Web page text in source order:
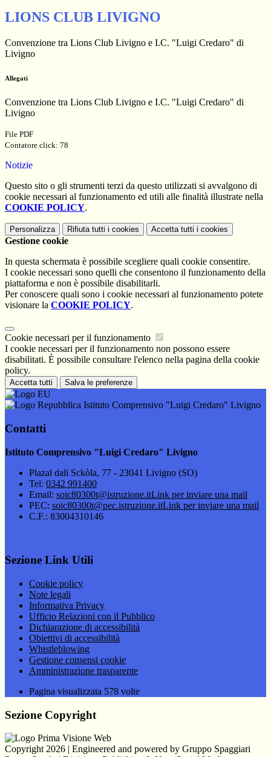
LIONS CLUB LIVIGNO
Convenzione tra Lions Club Livigno e I.C. "Luigi Credaro" di
Livigno
Allegati
Convenzione tra Lions Club Livigno e I.C. "Luigi Credaro" di
Livigno
File PDF
Contatore click: 78
Notizie
Questo sito o gli strumenti terzi da questo utilizzati si avvalgono di
cookie necessari al funzionamento ed utili alle finalità illustrate nella
COOKIE POLICY.
Personalizza Rifiuta tutti i cookies Accetta tutti i cookies
Gestione cookie
In questa schermata è possibile scegliere quali cookie consentire.
I cookie necessari sono quelli che consentono il funzionamento della
piattaforma e non è possibile disabilitarli.
Per conoscere quali sono i cookie necessari al funzionamento potete
visionare la COOKIE POLICY.
Cookie necessari per il funzionamento
I cookie necessari per il funzionamento non possono essere
disabilitati. È possibile consultare l'elenco nella pagina della cookie
policy.
Accetta tutti Salva le preferenze
Istituto Comprensivo "Luigi Credaro" Livigno
Contatti
Istituto Comprensivo "Luigi Credaro" Livigno
Plazal dali Sckòla, 77 - 23041 Livigno (SO)
Tel: 0342 991400
Email: soic80300t@istruzione.itLink per inviare una mail
PEC: soic80300t@pec.istruzione.itLink per inviare una mail
C.F.: 83004310146
Sezione Link Utili
Cookie policy
Note legali
Informativa Privacy
Ufficio Relazioni con il Pubblico
Dichiarazione di accessibilità
Obiettivi di accessibilità
Whistleblowing
Gestione consensi cookie
Amministrazione trasparente
Pagina visualizzata 578 volte
Sezione Copyright
Copyright 2026 | Engineered and powered by Gruppo Spaggiari